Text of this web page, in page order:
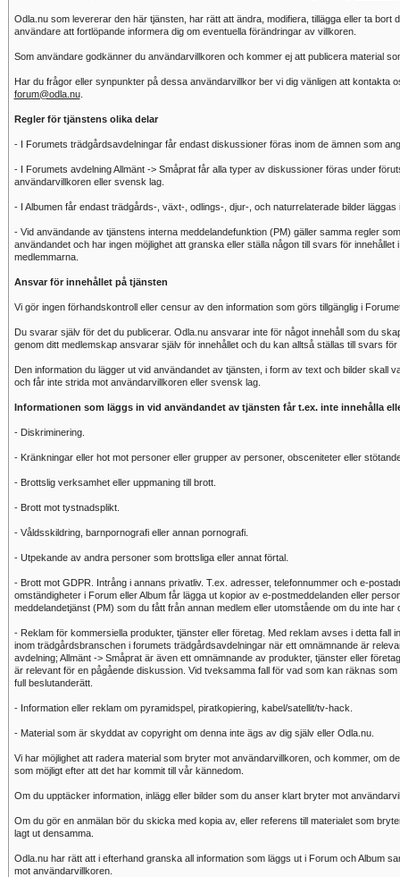
Odla.nu som levererar den här tjänsten, har rätt att ändra, modifiera, tillägga eller ta bort
användare att fortlöpande informera dig om eventuella förändringar av villkoren.
Som användare godkänner du användarvillkoren och kommer ej att publicera material
Har du frågor eller synpunkter på dessa användarvillkor ber vi dig vänligen att kontakta
forum@odla.nu.
Regler för tjänstens olika delar
- I Forumets trädgårdsavdelningar får endast diskussioner föras inom de ämnen som
- I Forumets avdelning Allmänt -> Småprat får alla typer av diskussioner föras under
användarvillkoren eller svensk lag.
- I Albumen får endast trädgårds-, växt-, odlings-, djur-, och naturrelaterade bilder läggas
- Vid användande av tjänstens interna meddelandefunktion (PM) gäller samma regler
användandet och har ingen möjlighet att granska eller ställa någon till svars för
medlemmarna.
Ansvar för innehållet på tjänsten
Vi gör ingen förhandskontroll eller censur av den information som görs tillgänglig i
Du svarar själv för det du publicerar. Odla.nu ansvarar inte för något innehåll som du
genom ditt medlemskap ansvarar själv för innehållet och du kan alltså ställas till svars för
Den information du lägger ut vid användandet av tjänsten, i form av text och bilder skall
och får inte strida mot användarvillkoren eller svensk lag.
Informationen som läggs in vid användandet av tjänsten får t.ex. inte innehålla
- Diskriminering.
- Kränkningar eller hot mot personer eller grupper av personer, obsceniteter eller
- Brottslig verksamhet eller uppmaning till brott.
- Brott mot tystnadsplikt.
- Våldsskildring, barnpornografi eller annan pornografi.
- Utpekande av andra personer som brottsliga eller annat förtal.
- Brott mot GDPR. Intrång i annans privatliv. T.ex. adresser, telefonnummer och e-
omständigheter i Forum eller Album får lägga ut kopior av e-postmeddelanden eller
meddelandetjänst (PM) som du fått från annan medlem eller utomstående om du inte
- Reklam för kommersiella produkter, tjänster eller företag. Med reklam avses i detta fall
inom trädgårdsbranschen i forumets trädgårdsavdelningar när ett omnämnande är
avdelning; Allmänt -> Småprat är även ett omnämnande av produkter, tjänster eller
är relevant för en pågående diskussion. Vid tveksamma fall för vad som kan räknas
full beslutanderätt.
- Information eller reklam om pyramidspel, piratkopiering, kabel/satellit/tv-hack.
- Material som är skyddat av copyright om denna inte ägs av dig själv eller Odla.nu.
Vi har möjlighet att radera material som bryter mot användarvillkoren, och kommer, om
som möjligt efter att det har kommit till vår kännedom.
Om du upptäcker information, inlägg eller bilder som du anser klart bryter mot
Om du gör en anmälan bör du skicka med kopia av, eller referens till materialet som
lagt ut densamma.
Odla.nu har rätt att i efterhand granska all information som läggs ut i Forum och Album
mot användarvillkoren.